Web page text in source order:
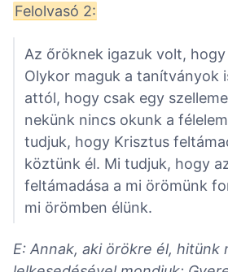
Felolvasó 2:
Az őröknek igazuk volt,
Olykor maguk a tanítványok
attól, hogy csak egy
nekünk nincs okunk a
tudjuk, hogy Krisztus
köztünk él. Mi tudjuk, hogy
feltámadása a mi örömünk
mi örömben élünk.
E: Annak, aki örökre él, hitünk